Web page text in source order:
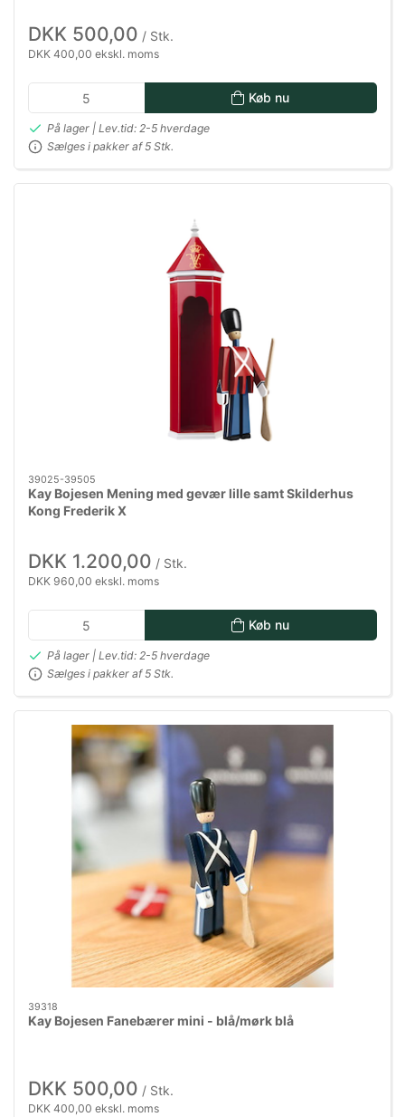
DKK 500,00 / Stk.
DKK 400,00 ekskl. moms
Køb nu
På lager | Lev.tid: 2-5 hverdage
Sælges i pakker af 5 Stk.
39025-39505
Kay Bojesen Mening med gevær lille samt Skilderhus
Kong Frederik X
DKK 1.200,00 / Stk.
DKK 960,00 ekskl. moms
Køb nu
På lager | Lev.tid: 2-5 hverdage
Sælges i pakker af 5 Stk.
39318
Kay Bojesen Fanebærer mini - blå/mørk blå
DKK 500,00 / Stk.
DKK 400,00 ekskl. moms